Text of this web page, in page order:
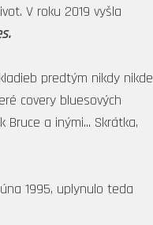
V roku 2019 vyšla
predtým nikdy nikde
covery bluesových
a inými... Skrátka,
1995, uplynulo teda